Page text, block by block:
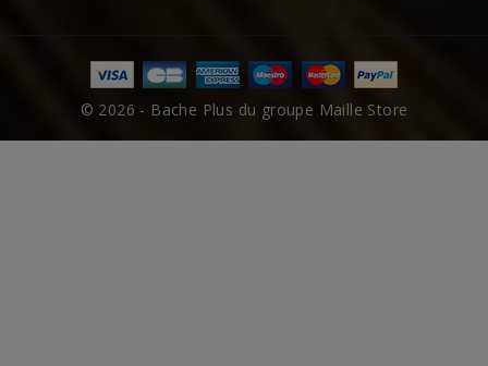
© 2026 - Bache Plus du groupe Maille Store